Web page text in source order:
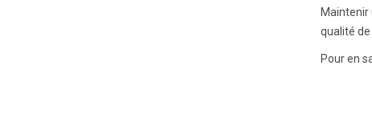
Maintenir
qualité de
Pour en